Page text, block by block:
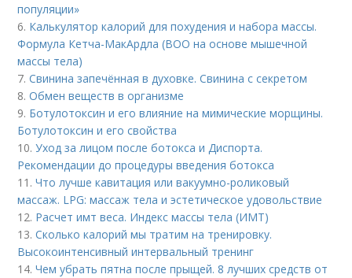
популяции»
6. Калькулятор калорий для похудения и набора массы.
Формула Кетча-МакАрдла (ВОО на основе мышечной
массы тела)
7.Свинина запечённая в духовке. Свинина с секретом
8.Обмен веществ в организме
9. Ботулотоксин и его влияние на мимические морщины.
Ботулотоксин и его свойства
10.Уход за лицом после ботокса и Диспорта.
Рекомендации до процедуры введения ботокса
11.Что лучше кавитация или вакуумно-роликовый
массаж. LPG: массаж тела и эстетическое удовольствие
12. Расчет имт веса. Индекс массы тела (ИМТ)
13.Сколько калорий мы тратим на тренировку.
Высокоинтенсивный интервальный тренинг
14.Чем убрать пятна после прыщей. 8 лучших средств от